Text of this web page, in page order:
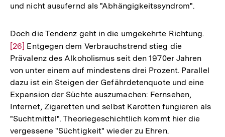
und nicht ausufernd als "Abhängigkeitssyndrom".
Doch die Tendenz geht in die umgekehrte Richtung.
[26] Entgegen dem Verbrauchstrend stieg die
Prävalenz des Alkoholismus seit den 1970er Jahren
von unter einem auf mindestens drei Prozent. Parallel
dazu ist ein Steigen der Gefährdetenquote und eine
Expansion der Süchte auszumachen: Fernsehen,
Internet, Zigaretten und selbst Karotten fungieren als
"Suchtmittel". Theoriegeschichtlich kommt hier die
vergessene "Süchtigkeit" wieder zu Ehren.